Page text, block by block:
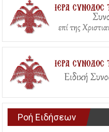
Ροή Ειδήσεων